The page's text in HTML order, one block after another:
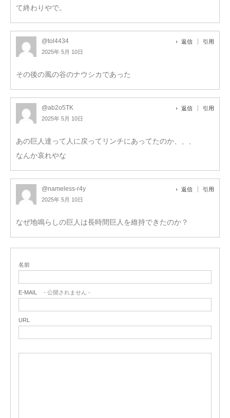
て終わりやで。
@tol4434
2025年 5月 10日
返信 引用
その後の風の谷のナウシカであった
@ab2o5TK
2025年 5月 10日
返信 引用
あの巨人達って人に戻ってリンチにあってたのか、、、
なんか哀れやな
@nameless-r4y
2025年 5月 10日
返信 引用
なぜ地鳴らしの巨人は長時間巨人を維持できたのか？
名前
E-MAIL - 公開されません -
URL